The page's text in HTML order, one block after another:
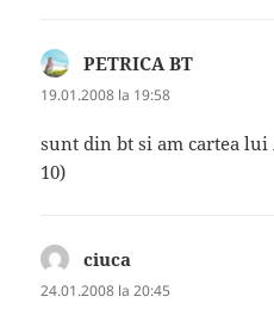
PETRICA BT
19.01.2008 la 19:58
sunt din bt si am cartea
10)
ciuca
24.01.2008 la 20:45